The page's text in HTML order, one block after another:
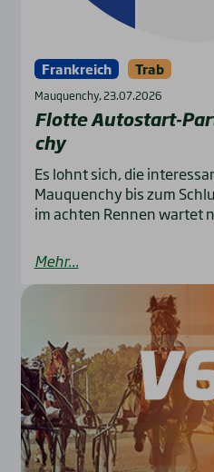
Frankreich Trab
Mauquenchy, 23.07.2026
Flot­te Auto­start-
chy
Es lohnt sich, die
Mauquenchy bis zum
im achten Rennen wartet
Mehr...